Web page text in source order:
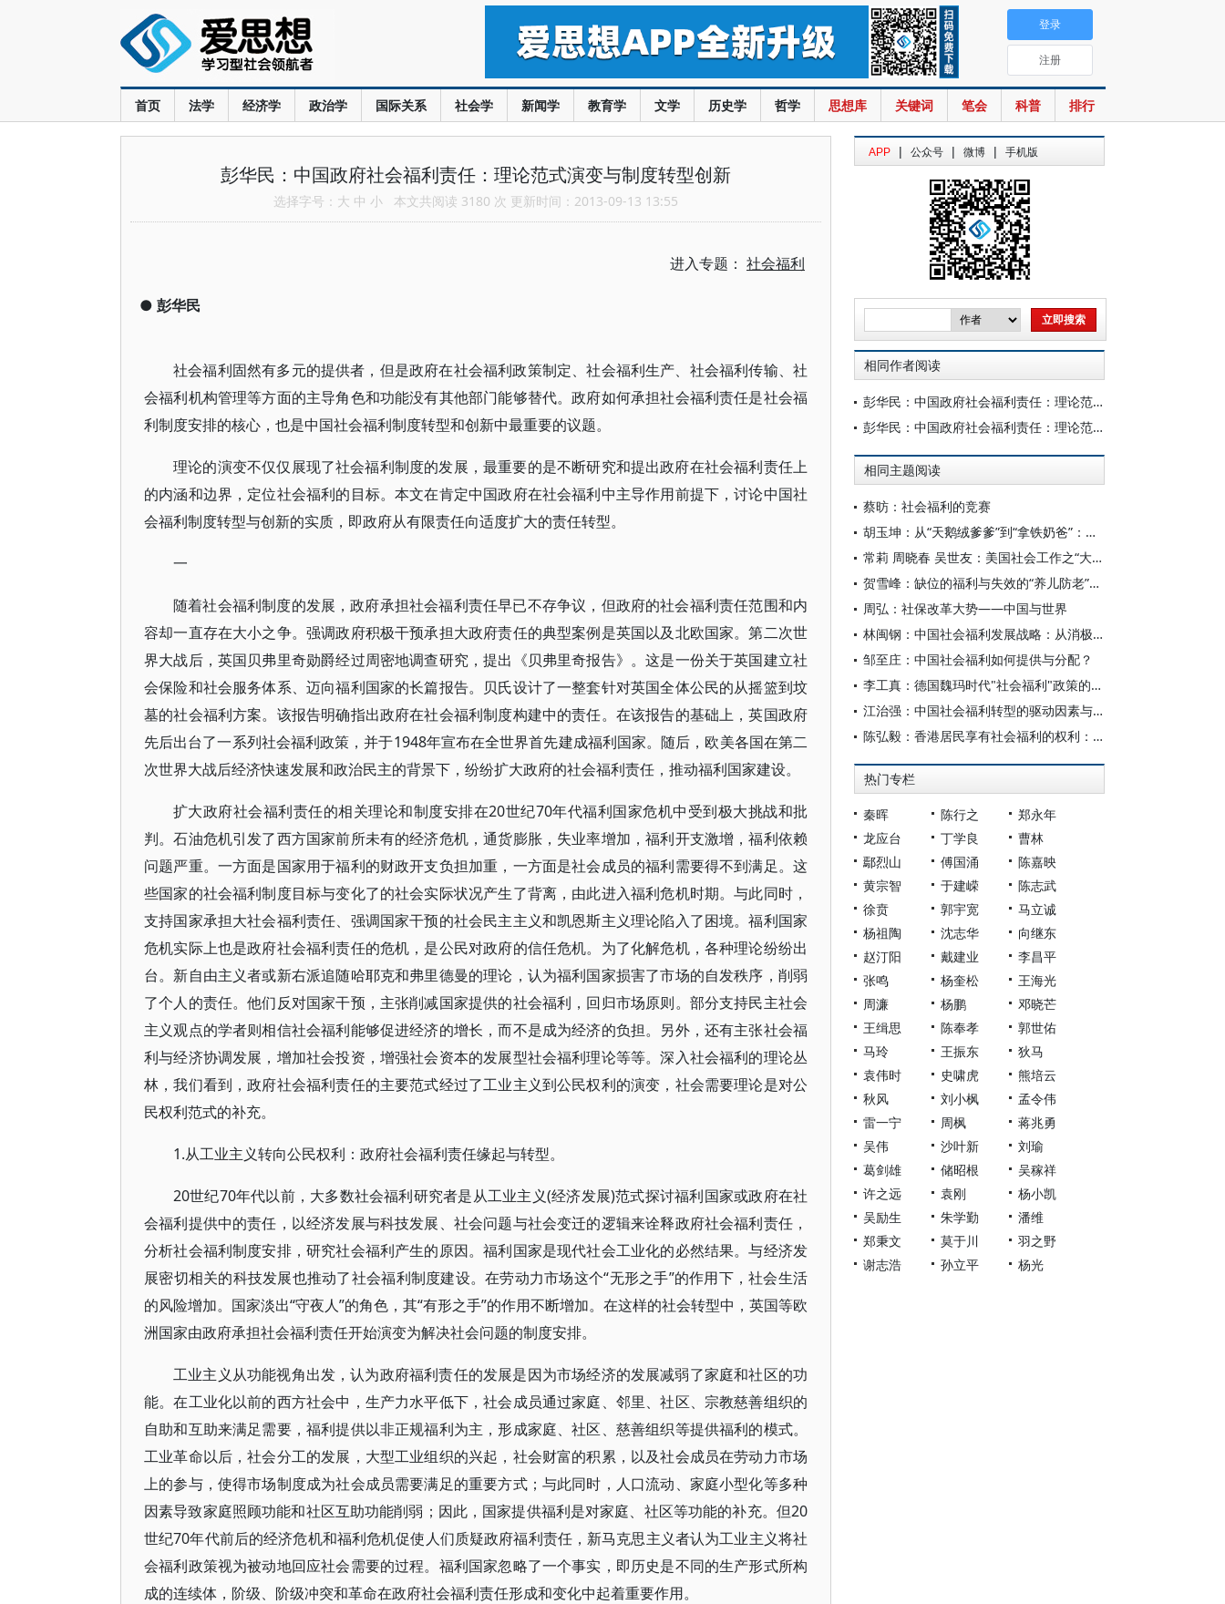
首页 法学 经济学 政治学 国际关系 社会学 新闻学 教育学 文学 历史学 哲学 思想库 关键词 笔会 科普 排行
登录
注册
彭华民：中国政府社会福利责任：理论范式演变与制度转型创新
选择字号： 大 中 小 本文共阅读 3180 次 更新时间：2013-09-13 13:55
进入专题： 社会福利
● 彭华民
社会福利固然有多元的提供者，但是政府在社会福利政策制定、社会福利生产、社会福利传输、社
会福利机构管理等方面的主导角色和功能没有其他部门能够替代。政府如何承担社会福利责任是社会福
利制度安排的核心，也是中国社会福利制度转型和创新中最重要的议题。
理论的演变不仅仅展现了社会福利制度的发展，最重要的是不断研究和提出政府在社会福利责任上
的内涵和边界，定位社会福利的目标。本文在肯定中国政府在社会福利中主导作用前提下，讨论中国社
会福利制度转型与创新的实质，即政府从有限责任向适度扩大的责任转型。
一
随着社会福利制度的发展，政府承担社会福利责任早已不存争议，但政府的社会福利责任范围和内
容却一直存在大小之争。强调政府积极干预承担大政府责任的典型案例是英国以及北欧国家。第二次世
界大战后，英国贝弗里奇勋爵经过周密地调查研究，提出《贝弗里奇报告》。这是一份关于英国建立社
会保险和社会服务体系、迈向福利国家的长篇报告。贝氏设计了一整套针对英国全体公民的从摇篮到坟
墓的社会福利方案。该报告明确指出政府在社会福利制度构建中的责任。在该报告的基础上，英国政府
先后出台了一系列社会福利政策，并于1948年宣布在全世界首先建成福利国家。随后，欧美各国在第二
次世界大战后经济快速发展和政治民主的背景下，纷纷扩大政府的社会福利责任，推动福利国家建设。
扩大政府社会福利责任的相关理论和制度安排在20世纪70年代福利国家危机中受到极大挑战和批
判。石油危机引发了西方国家前所未有的经济危机，通货膨胀，失业率增加，福利开支激增，福利依赖
问题严重。一方面是国家用于福利的财政开支负担加重，一方面是社会成员的福利需要得不到满足。这
些国家的社会福利制度目标与变化了的社会实际状况产生了背离，由此进入福利危机时期。与此同时，
支持国家承担大社会福利责任、强调国家干预的社会民主主义和凯恩斯主义理论陷入了困境。福利国家
危机实际上也是政府社会福利责任的危机，是公民对政府的信任危机。为了化解危机，各种理论纷纷出
台。新自由主义者或新右派追随哈耶克和弗里德曼的理论，认为福利国家损害了市场的自发秩序，削弱
了个人的责任。他们反对国家干预，主张削减国家提供的社会福利，回归市场原则。部分支持民主社会
主义观点的学者则相信社会福利能够促进经济的增长，而不是成为经济的负担。另外，还有主张社会福
利与经济协调发展，增加社会投资，增强社会资本的发展型社会福利理论等等。深入社会福利的理论丛
林，我们看到，政府社会福利责任的主要范式经过了工业主义到公民权利的演变，社会需要理论是对公
民权利范式的补充。
1.从工业主义转向公民权利：政府社会福利责任缘起与转型。
20世纪70年代以前，大多数社会福利研究者是从工业主义(经济发展)范式探讨福利国家或政府在社
会福利提供中的责任，以经济发展与科技发展、社会问题与社会变迁的逻辑来诠释政府社会福利责任，
分析社会福利制度安排，研究社会福利产生的原因。福利国家是现代社会工业化的必然结果。与经济发
展密切相关的科技发展也推动了社会福利制度建设。在劳动力市场这个“无形之手”的作用下，社会生活
的风险增加。国家淡出“守夜人”的角色，其“有形之手”的作用不断增加。在这样的社会转型中，英国等欧
洲国家由政府承担社会福利责任开始演变为解决社会问题的制度安排。
工业主义从功能视角出发，认为政府福利责任的发展是因为市场经济的发展减弱了家庭和社区的功
能。在工业化以前的西方社会中，生产力水平低下，社会成员通过家庭、邻里、社区、宗教慈善组织的
自助和互助来满足需要，福利提供以非正规福利为主，形成家庭、社区、慈善组织等提供福利的模式。
工业革命以后，社会分工的发展，大型工业组织的兴起，社会财富的积累，以及社会成员在劳动力市场
上的参与，使得市场制度成为社会成员需要满足的重要方式；与此同时，人口流动、家庭小型化等多种
因素导致家庭照顾功能和社区互助功能削弱；因此，国家提供福利是对家庭、社区等功能的补充。但20
世纪70年代前后的经济危机和福利危机促使人们质疑政府福利责任，新马克思主义者认为工业主义将社
会福利政策视为被动地回应社会需要的过程。福利国家忽略了一个事实，即历史是不同的生产形式所构
成的连续体，阶级、阶级冲突和革命在政府社会福利责任形成和变化中起着重要作用。
APP | 公众号 | 微博 | 手机版
相同作者阅读
彭华民：中国政府社会福利责任：理论范式演变与制度转型创新
彭华民：中国政府社会福利责任：理论范式演变与制度转型创新
相同主题阅读
蔡昉：社会福利的竞赛
胡玉坤：从“天鹅绒爹爹”到“拿铁奶爸”：瑞典带薪陪产假的制度与观念变迁
常莉 周晓春 吴世友：美国社会工作之“大挑战”：解读与启示
贺雪峰：缺位的福利与失效的“养儿防老”：老无所依在中国
周弘：社保改革大势——中国与世界
林闽钢：中国社会福利发展战略：从消极走向积极
邹至庄：中国社会福利如何提供与分配？
李工真：德国魏玛时代"社会福利"政策的扩展与危机
江治强：中国社会福利转型的驱动因素与路径选择
陈弘毅：香港居民享有社会福利的权利：“综援案”的法律观点
热门专栏
秦晖 陈行之
郑永年
龙应台
丁学良
曹林
鄢烈山
傅国涌
陈嘉映
黄宗智
于建嵘
陈志武
徐贲
郭宇宽
马立诚
杨祖陶
沈志华
向继东
赵汀阳
戴建业
李昌平
张鸣
杨奎松
王海光
周濂
杨鹏
邓晓芒
王缉思
陈奉孝
郭世佑
马玲
王振东
狄马
袁伟时
史啸虎
熊培云
秋风
刘小枫
孟令伟
雷一宁
周枫
蒋兆勇
吴伟
沙叶新
刘瑜
葛剑雄
储昭根
吴稼祥
许之远
袁刚
杨小凯
吴励生
朱学勤
潘维
郑秉文
莫于川
羽之野
谢志浩
孙立平 杨光